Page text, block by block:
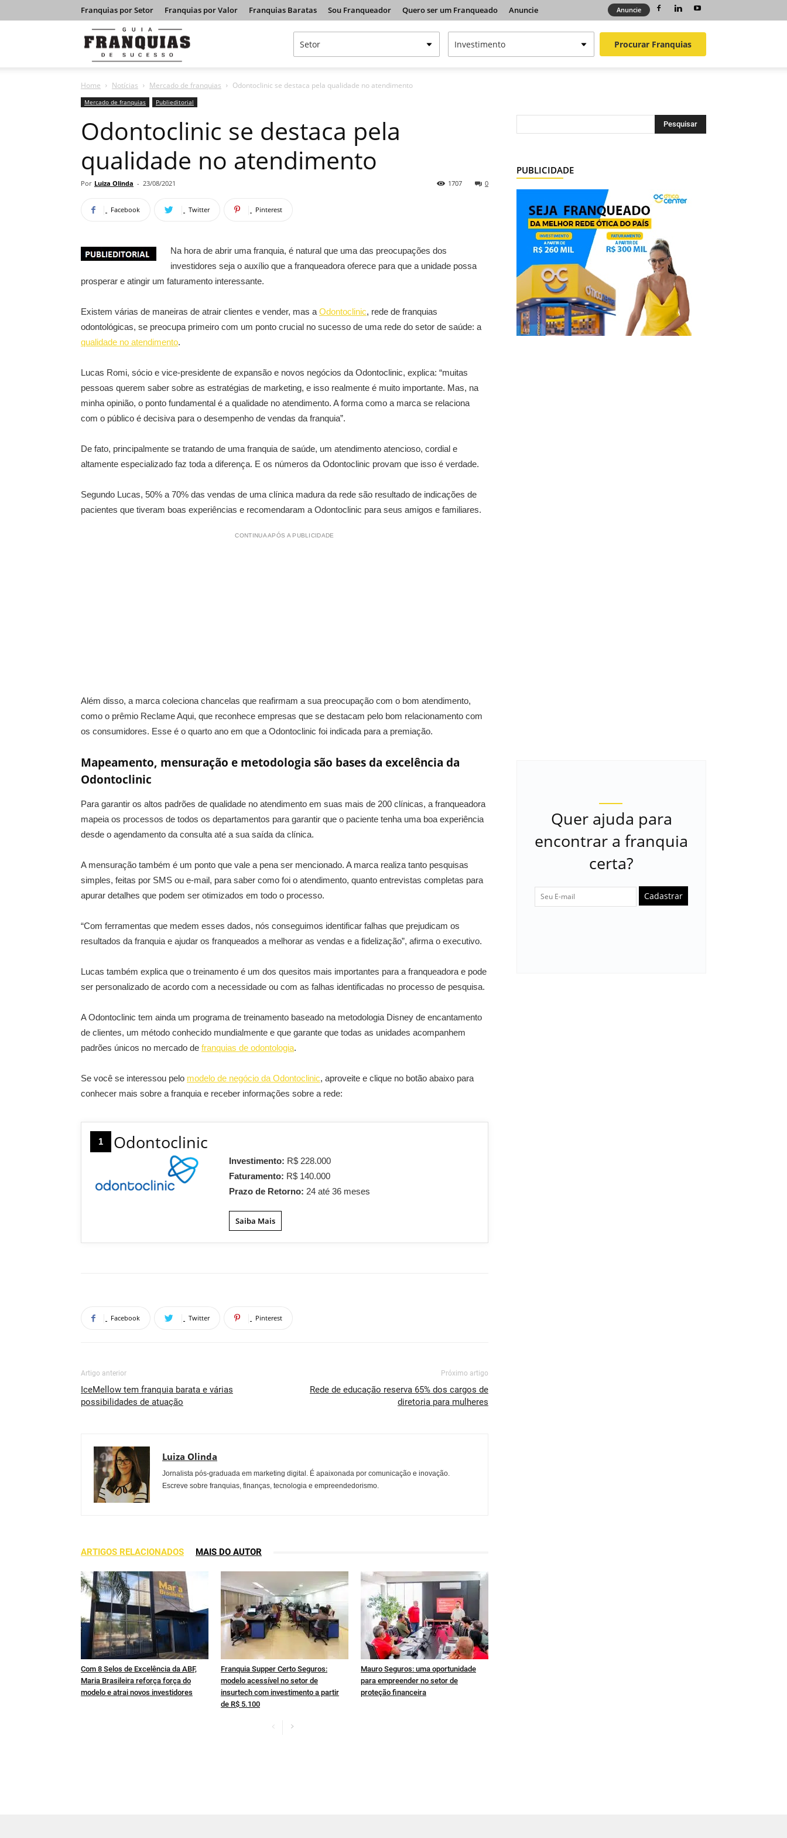
Franquias por Setor Franquias por Valor Franquias Baratas Sou Franqueador Quero ser um Franqueado Anuncie Anuncie
Franquias
Procurar Franquias
Home Notícias Mercado de franquias Odontoclinic se destaca pela qualidade no atendimento
Mercado de franquias Publieditorial
Odontoclinic se destaca pela
qualidade no atendimento
Por Luiza Olinda - 23/08/2021 0
1707
Facebook Twitter Pinterest
Na hora de abrir uma franquia, é natural que uma das preocupações dos
investidores seja o auxílio que a franqueadora oferece para que a unidade possa
prosperar e atingir um faturamento interessante.
Existem várias de maneiras de atrair clientes e vender, mas a Odontoclinic, rede de franquias
odontológicas, se preocupa primeiro com um ponto crucial no sucesso de uma rede do setor de saúde: a
qualidade no atendimento.
Lucas Romi, sócio e vice-presidente de expansão e novos negócios da Odontoclinic, explica: “muitas
pessoas querem saber sobre as estratégias de marketing, e isso realmente é muito importante. Mas, na
minha opinião, o ponto fundamental é a qualidade no atendimento. A forma como a marca se relaciona
com o público é decisiva para o desempenho de vendas da franquia”.
De fato, principalmente se tratando de uma franquia de saúde, um atendimento atencioso, cordial e
altamente especializado faz toda a diferença. E os números da Odontoclinic provam que isso é verdade.
Segundo Lucas, 50% a 70% das vendas de uma clínica madura da rede são resultado de indicações de
pacientes que tiveram boas experiências e recomendaram a Odontoclinic para seus amigos e familiares.
CONTINUA APÓS A PUBLICIDADE
Além disso, a marca coleciona chancelas que reafirmam a sua preocupação com o bom atendimento,
como o prêmio Reclame Aqui, que reconhece empresas que se destacam pelo bom relacionamento com
os consumidores. Esse é o quarto ano em que a Odontoclinic foi indicada para a premiação.
Mapeamento, mensuração e metodologia são bases da excelência da
Odontoclinic
Para garantir os altos padrões de qualidade no atendimento em suas mais de 200 clínicas, a franqueadora
mapeia os processos de todos os departamentos para garantir que o paciente tenha uma boa experiência
desde o agendamento da consulta até a sua saída da clínica.
A mensuração também é um ponto que vale a pena ser mencionado. A marca realiza tanto pesquisas
simples, feitas por SMS ou e-mail, para saber como foi o atendimento, quanto entrevistas completas para
apurar detalhes que podem ser otimizados em todo o processo.
“Com ferramentas que medem esses dados, nós conseguimos identificar falhas que prejudicam os
resultados da franquia e ajudar os franqueados a melhorar as vendas e a fidelização”, afirma o executivo.
Lucas também explica que o treinamento é um dos quesitos mais importantes para a franqueadora e pode
ser personalizado de acordo com a necessidade ou com as falhas identificadas no processo de pesquisa.
A Odontoclinic tem ainda um programa de treinamento baseado na metodologia Disney de encantamento
de clientes, um método conhecido mundialmente e que garante que todas as unidades acompanhem
padrões únicos no mercado de franquias de odontologia.
Se você se interessou pelo modelo de negócio da Odontoclinic, aproveite e clique no botão abaixo para
conhecer mais sobre a franquia e receber informações sobre a rede:
1 Odontoclinic
Investimento: R$ 228.000
Faturamento: R$ 140.000
Prazo de Retorno: 24 até 36 meses
Saiba Mais
Facebook Twitter Pinterest
Artigo anterior
IceMellow tem franquia barata e várias
possibilidades de atuação
Próximo artigo
Rede de educação reserva 65% dos cargos de
diretoria para mulheres
Luiza Olinda
Jornalista pós-graduada em marketing digital. É apaixonada por comunicação e inovação.
Escreve sobre franquias, finanças, tecnologia e empreendedorismo.
ARTIGOS RELACIONADOS MAIS DO AUTOR
Com 8 Selos de Excelência da ABF,
Maria Brasileira reforça força do
modelo e atrai novos investidores
Franquia Supper Certo Seguros:
modelo acessível no setor de
insurtech com investimento a partir
de R$ 5.100
Mauro Seguros: uma oportunidade
para empreender no setor de
proteção financeira
PUBLICIDADE
Quer ajuda para
encontrar a franquia
certa?
Cadastrar